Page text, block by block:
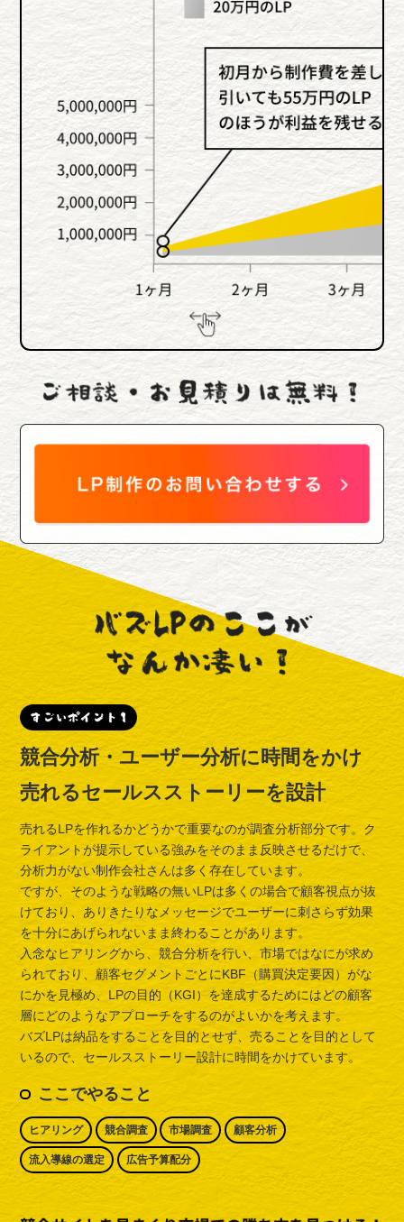
競合分析・ユーザー分析に時間をかけ
売れるセールスストーリーを設計
売れるLPを作れるかどうかで重要なのが調査分析部分です。ク
ライアントが提示している強みをそのまま反映させるだけで、
分析力がない制作会社さんは多く存在しています。
ですが、そのような戦略の無いLPは多くの場合で顧客視点が抜
けており、ありきたりなメッセージでユーザーに刺さらず効果
を十分にあげられないまま終わることがあります。
入念なヒアリングから、競合分析を行い、市場ではなにが求め
られており、顧客セグメントごとにKBF（購買決定要因）がな
にかを見極め、LPの目的（KGI）を達成するためにはどの顧客
層にどのようなアプローチをするのがよいかを考えます。
バズLPは納品をすることを目的とせず、売ることを目的として
いるので、セールスストーリー設計に時間をかけています。
ここでやること
ヒアリング 競合調査 市場調査 顧客分析
流入導線の選定 広告予算配分